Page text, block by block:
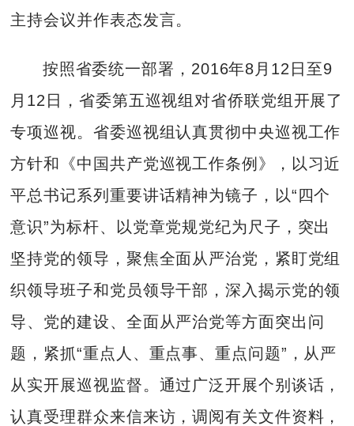
主持会议并作表态发言。
按照省委统一部署，2016年8月12日至9
月12日，省委第五巡视组对省侨联党组开展了
专项巡视。省委巡视组认真贯彻中央巡视工作
方针和《中国共产党巡视工作条例》，以习近
平总书记系列重要讲话精神为镜子，以“四个
意识”为标杆、以党章党规党纪为尺子，突出
坚持党的领导，聚焦全面从严治党，紧盯党组
织领导班子和党员领导干部，深入揭示党的领
导、党的建设、全面从严治党等方面突出问
题，紧抓“重点人、重点事、重点问题”，从严
从实开展巡视监督。通过广泛开展个别谈话，
认真受理群众来信来访，调阅有关文件资料，